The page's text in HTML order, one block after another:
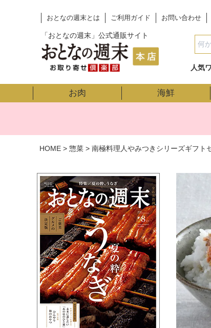
おとなの週末とは ご利用ガイド お問い合わせ
「おとなの週末」公式通販サイト
人気
お肉 海鮮
HOME 惣菜 南極料理人やみつきシリーズギフト